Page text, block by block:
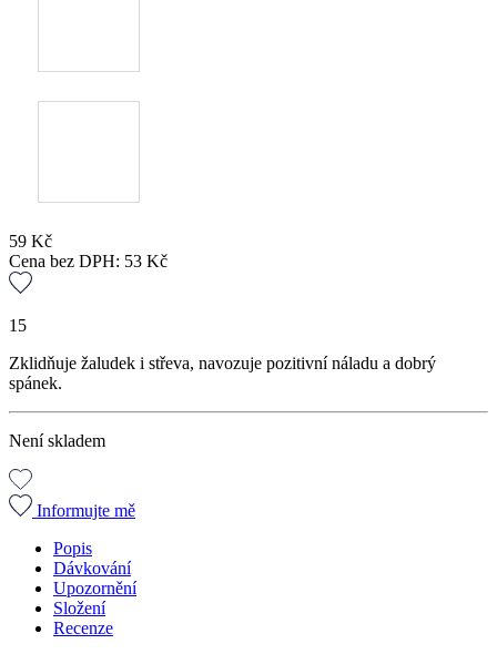
59 Kč
Cena bez DPH: 53 Kč
15
Zklidňuje žaludek i střeva, navozuje pozitivní náladu a dobrý
spánek.
Není skladem
Informujte mě
Popis
Dávkování
Upozornění
Složení
Recenze